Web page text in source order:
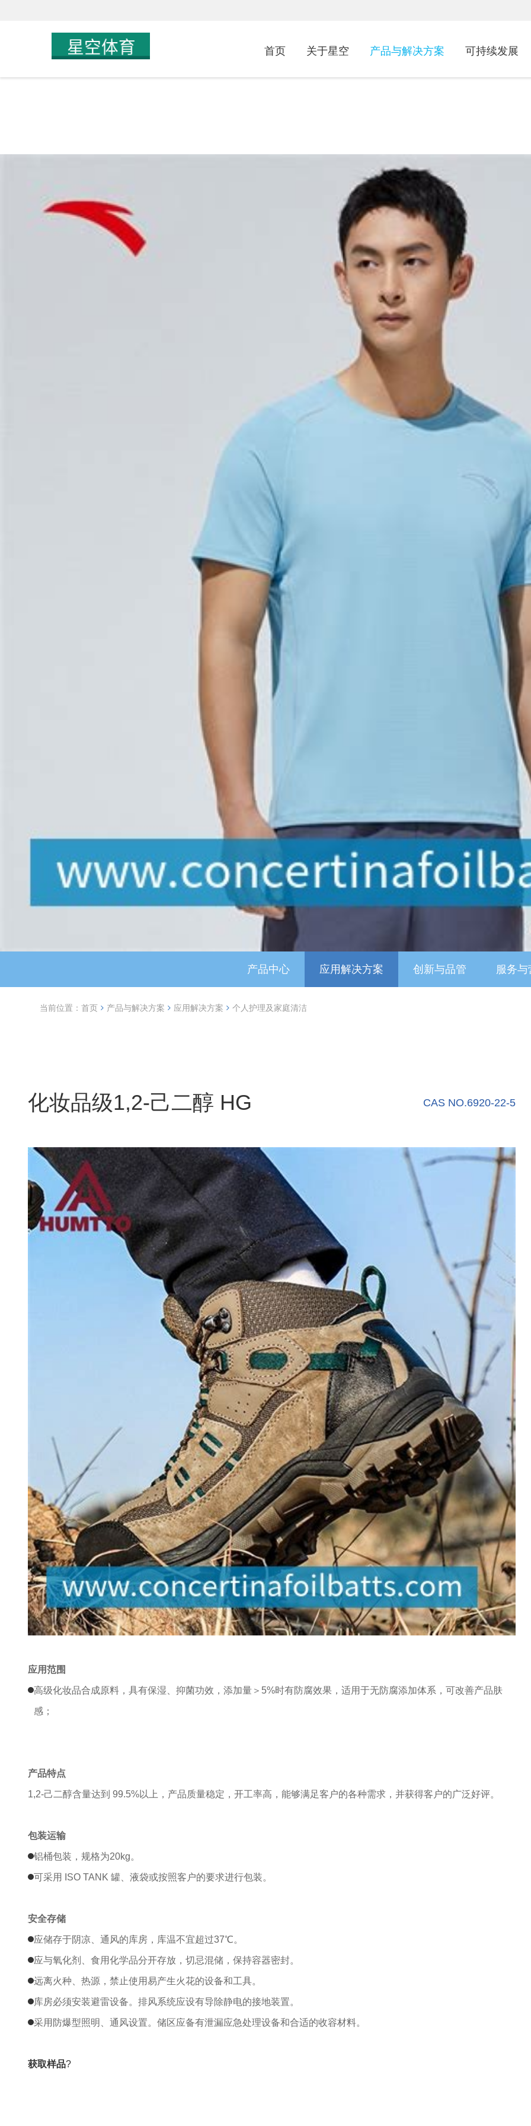
首页 关于星空 产品与解决方案 可持续发展
产品中心 应用解决方案 创新与品管 服务与
当前位置： 首页 产品与解决方案 应用解决方案 个人护理及家庭清洁
化妆品级1,2-己二醇 HG CAS NO.6920-22-5
应用范围
高级化妆品合成原料，具有保湿、抑菌功效，添加量＞5%时有防腐效果，适用于无防腐添加体系，可改善产品肤
感；
产品特点
1,2-己二醇含量达到 99.5%以上，产品质量稳定，开工率高，能够满足客户的各种需求，并获得客户的广泛好评。
包装运输
铝桶包装，规格为20kg。
可采用 ISO TANK 罐、液袋或按照客户的要求进行包装。
安全存储
应储存于阴凉、通风的库房，库温不宜超过37℃。
应与氧化剂、食用化学品分开存放，切忌混储，保持容器密封。
远离火种、热源，禁止使用易产生火花的设备和工具。
库房必须安装避雷设备。排风系统应设有导除静电的接地装置。
采用防爆型照明、通风设置。储区应备有泄漏应急处理设备和合适的收容材料。
获取样品?